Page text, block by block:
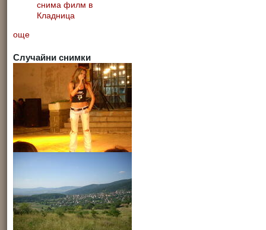
снима филм в
Кладница
още
Случайни снимки